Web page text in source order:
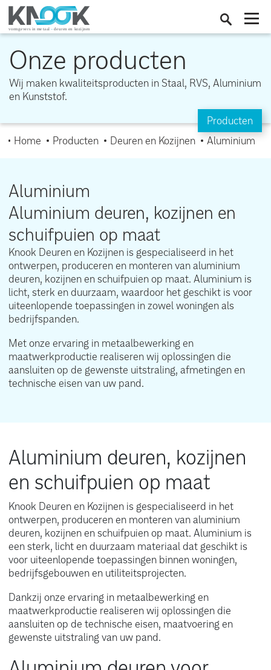
Onze producten
Wij maken kwaliteitsproducten in Staal, RVS, Aluminium
en Kunststof.
Producten
Home
Producten Deuren en Kozijnen Aluminium
Aluminium
Aluminium deuren, kozijnen en
schuifpuien op maat
Knook Deuren en Kozijnen is gespecialiseerd in het
ontwerpen, produceren en monteren van aluminium
deuren, kozijnen en schuifpuien op maat. Aluminium is
licht, sterk en duurzaam, waardoor het geschikt is voor
uiteenlopende toepassingen in zowel woningen als
bedrijfspanden.
Met onze ervaring in metaalbewerking en
maatwerkproductie realiseren wij oplossingen die
aansluiten op de gewenste uitstraling, afmetingen en
technische eisen van uw pand.
Aluminium deuren, kozijnen
en schuifpuien op maat
Knook Deuren en Kozijnen is gespecialiseerd in het
ontwerpen, produceren en monteren van aluminium
deuren, kozijnen en schuifpuien op maat. Aluminium is
een sterk, licht en duurzaam materiaal dat geschikt is
voor uiteenlopende toepassingen binnen woningen,
bedrijfsgebouwen en utiliteitsprojecten.
Dankzij onze ervaring in metaalbewerking en
maatwerkproductie realiseren wij oplossingen die
aansluiten op de technische eisen, maatvoering en
gewenste uitstraling van uw pand.